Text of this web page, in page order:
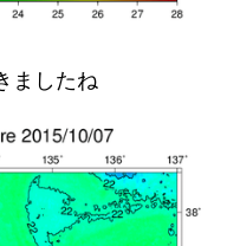
ましたね